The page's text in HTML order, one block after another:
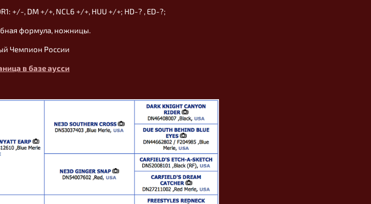
+/-, DM +/+, NCL6 +/+, HUU +/+; HD-? , ED-?;
формула, ножницы.
Чемпион России
в базе аусси